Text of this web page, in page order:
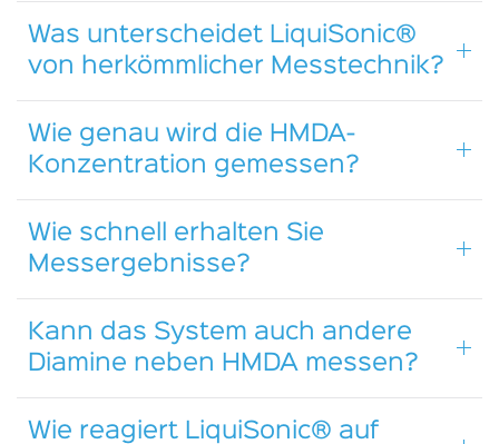
Was unterscheidet LiquiSonic®
von herkömmlicher Messtechnik?
Wie genau wird die HMDA-
Konzentration gemessen?
Wie schnell erhalten Sie
Messergebnisse?
Kann das System auch andere
Diamine neben HMDA messen?
Wie reagiert LiquiSonic® auf